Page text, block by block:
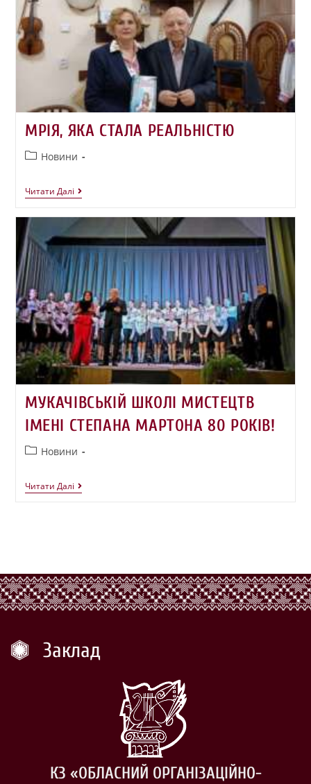
МРІЯ, ЯКА СТАЛА РЕАЛЬНІСТЮ
Новини
Читати Далі
МУКАЧІВСЬКІЙ ШКОЛІ МИСТЕЦТВ
ІМЕНІ СТЕПАНА МАРТОНА 80 РОКІВ!
Новини
Читати Далі
Заклад
КЗ «ОБЛАСНИЙ ОРГАНІЗАЦІЙНО-